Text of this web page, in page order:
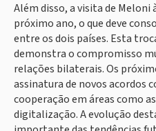
Além disso, a visita de Meloni
próximo ano, o que deve
entre os dois países. Esta
demonstra o compromisso
relações bilaterais. Os
assinatura de novos acordos
cooperação em áreas como
digitalização. A evolução